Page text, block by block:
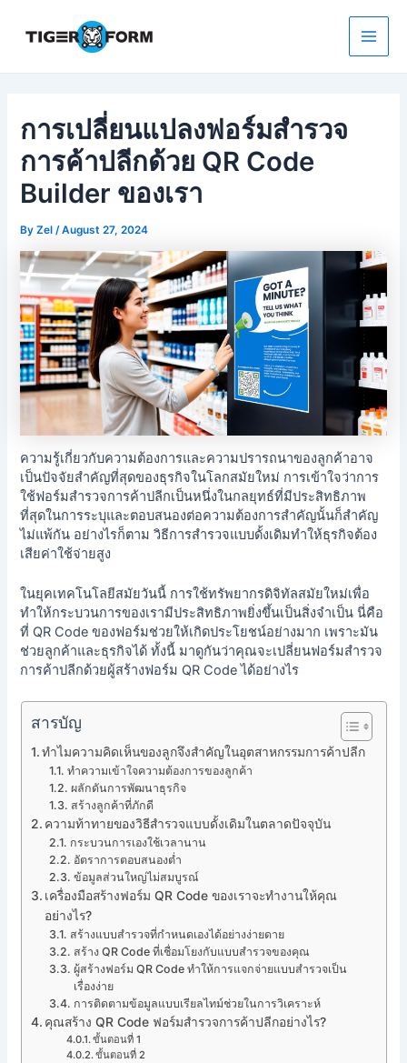
content
Main
การเปลี่ยนแปลงฟอร์มสำรวจ
การค้าปลีกด้วย QR Code
Builder ของเรา
ByZel/August 27, 2024
ความรู้เกี่ยวกับความต้องการและความปรารถนาของลูกค้าอาจ
เป็นปัจจัยสำคัญที่สุดของธุรกิจในโลกสมัยใหม่ การเข้าใจว่าการ
ใช้ฟอร์มสำรวจการค้าปลีกเป็นหนึ่งในกลยุทธ์ที่มีประสิทธิภาพ
ที่สุดในการระบุและตอบสนองต่อความต้องการสำคัญนั้นก็สำคัญ
ไม่แพ้กัน อย่างไรก็ตาม วิธีการสำรวจแบบดั้งเดิมทำให้ธุรกิจต้อง
เสียค่าใช้จ่ายสูง
ในยุคเทคโนโลยีสมัยวันนี้ การใช้ทรัพยากรดิจิทัลสมัยใหม่เพื่อ
ทำให้กระบวนการของเรามีประสิทธิภาพยิ่งขึ้นเป็นสิ่งจำเป็น นี่คือ
ที่ QR Code ของฟอร์มช่วยให้เกิดประโยชน์อย่างมาก เพราะมัน
ช่วยลูกค้าและธุรกิจได้ ทั้งนี้ มาดูกันว่าคุณจะเปลี่ยนฟอร์มสำรวจ
การค้าปลีกด้วยผู้สร้างฟอร์ม QR Code ได้อย่างไร
สารบัญ
ทำไมความคิดเห็นของลูกจึงสำคัญในอุตสาหกรรมการค้าปลีก
ทำความเข้าใจความต้องการของลูกค้า
ผลักดันการพัฒนาธุรกิจ
สร้างลูกค้าที่ภักดี
ความท้าทายของวิธีสำรวจแบบดั้งเดิมในตลาดปัจจุบัน
กระบวนการเองใช้เวลานาน
อัตราการตอบสนองต่ำ
ข้อมูลส่วนใหญ่ไม่สมบูรณ์
เครื่องมือสร้างฟอร์ม QR Code ของเราจะทำงานให้คุณ
อย่างไร?
สร้างแบบสำรวจที่กำหนดเองได้อย่างง่ายดาย
สร้าง QR Code ที่เชื่อมโยงกับแบบสำรวจของคุณ
ผู้สร้างฟอร์ม QR Code ทำให้การแจกจ่ายแบบสำรวจเป็น
เรื่องง่าย
การติดตามข้อมูลแบบเรียลไทม์ช่วยในการวิเคราะห์
คุณสร้าง QR Code ฟอร์มสำรวจการค้าปลีกอย่างไร?
ขั้นตอนที่ 1
ขั้นตอนที่ 2